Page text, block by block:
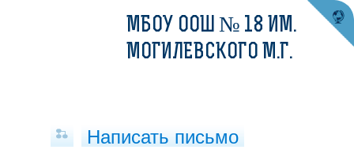
МБОУ ООШ № 18 ИМ.
МОГИЛЕВСКОГО М.Г.
Написать письмо